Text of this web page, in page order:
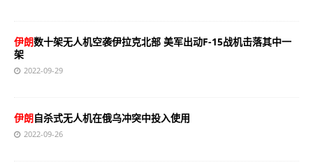
伊朗数十架无人机空袭伊拉克北部 美军出动F-15战机击落其中一
架
2022-09-29
伊朗自杀式无人机在俄乌冲突中投入使用
2022-09-26